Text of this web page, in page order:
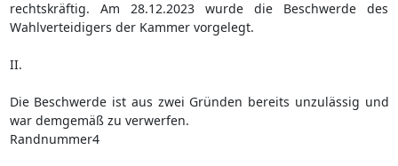
rechtskräftig. Am 28.12.2023 wurde die Beschwerde des
Wahlverteidigers der Kammer vorgelegt.
II.
Die Beschwerde ist aus zwei Gründen bereits unzulässig und
war demgemäß zu verwerfen.
Randnummer4